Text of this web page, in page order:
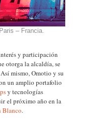
– Francia.
y participación
otorga la alcaldía, se
mismo, Omotio y su
un amplio portafolio
y tecnologías
el próximo año en la
Blanco.